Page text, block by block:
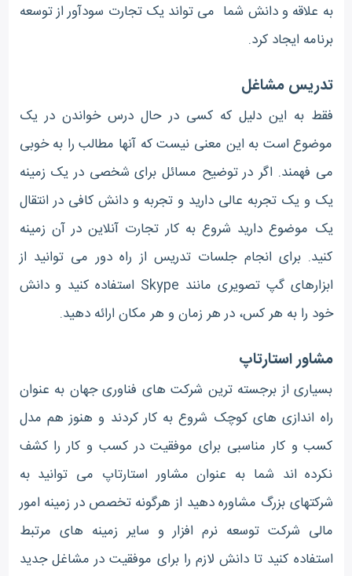
به علاقه و دانش شما می تواند یک تجارت سودآور از توسعه
برنامه ایجاد کرد.
تدریس مشاغل
فقط به این دلیل که کسی در حال درس خواندن در یک
موضوع است به این معنی نیست که آنها مطالب را به خوبی
می فهمند. اگر در توضیح مسائل برای شخصی در یک زمینه
یک و یک تجربه عالی دارید و تجربه و دانش کافی در انتقال
یک موضوع دارید شروع به کار تجارت آنلاین در آن زمینه
کنید. برای انجام جلسات تدریس از راه دور می توانید از
ابزارهای گپ تصویری مانند Skype استفاده کنید و دانش
خود را به هر کس، در هر زمان و هر مکان ارائه دهید.
مشاور استارتاپ
بسیاری از برجسته ترین شرکت های فناوری جهان به عنوان
راه اندازی های کوچک شروع به کار کردند و هنوز هم مدل
کسب و کار مناسبی برای موفقیت در کسب و کار را کشف
نکرده اند شما به عنوان مشاور استارتاپ می توانید به
شرکتهای بزرگ مشاوره دهید از هرگونه تخصص در زمینه امور
مالی شرکت توسعه نرم افزار و سایر زمینه های مرتبط
استفاده کنید تا دانش لازم را برای موفقیت در مشاغل جدید